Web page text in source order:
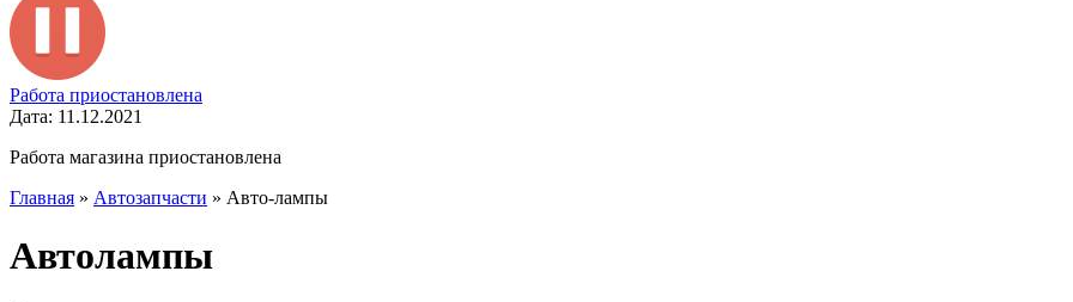
Работа приостановлена
Дата: 11.12.2021
Работа магазина приостановлена
Главная » Автозапчасти » Авто-лампы
Автолампы